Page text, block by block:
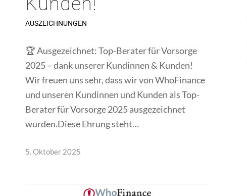
AUSZEICHNUNGEN
🏆 Ausgezeichnet: Top-Berater für Vorsorge
2025 – dank unserer Kundinnen & Kunden!
Wir freuen uns sehr, dass wir von WhoFinance
und unseren Kundinnen und Kunden als Top-
Berater für Vorsorge 2025 ausgezeichnet
wurden.Diese Ehrung steht…
5. Oktober 2025